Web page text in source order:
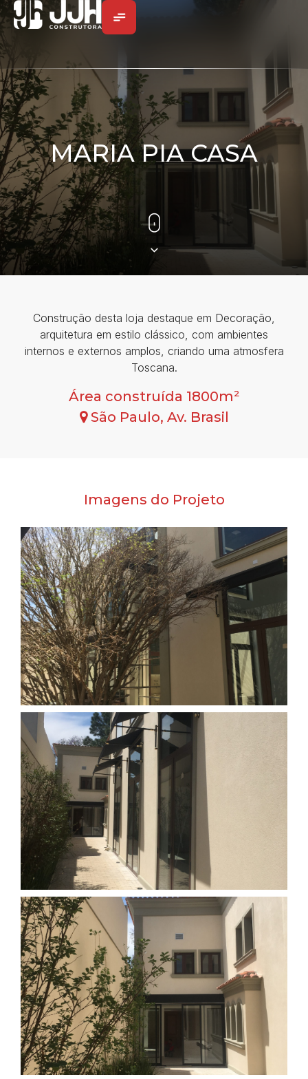
MARIA PIA CASA
Construção desta loja destaque em Decoração,
arquitetura em estilo clássico, com ambientes
internos e externos amplos, criando uma atmosfera
Toscana.
Área construída 1800m²
São Paulo, Av. Brasil
Imagens do Projeto